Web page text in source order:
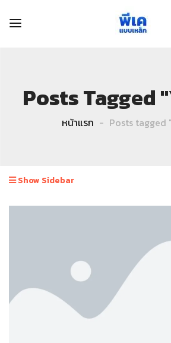
Posts Tagged
หน้าแรก Posts tagged
Show Sidebar